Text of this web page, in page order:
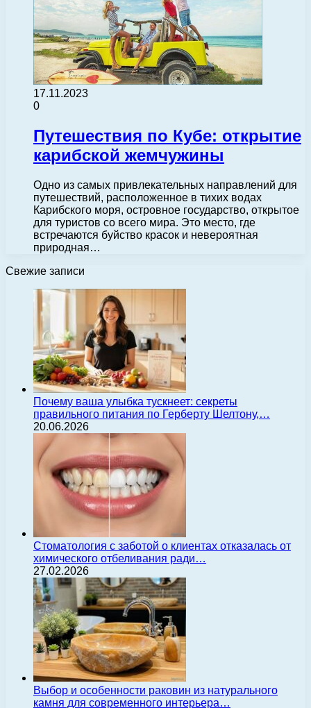
17.11.2023
0
Путешествия по Кубе: открытие
карибской жемчужины
Одно из самых привлекательных направлений для
путешествий, расположенное в тихих водах
Карибского моря, островное государство, открытое
для туристов со всего мира. Это место, где
встречаются буйство красок и невероятная
природная…
Свежие записи
Почему ваша улыбка тускнеет: секреты
правильного питания по Герберту Шелтону,…
20.06.2026
Стоматология с заботой о клиентах отказалась от
химического отбеливания ради…
27.02.2026
Выбор и особенности раковин из натурального
камня для современного интерьера…